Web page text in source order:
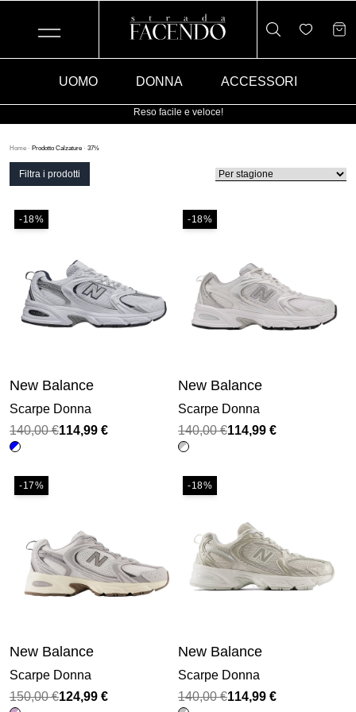
UOMO DONNA ACCESSORI
Reso facile e veloce!
Home · Prodotto Calzature · 37½
Filtra i prodotti
-18%
New Balance
Scarpe Donna
140,00€
Il
prezzo
era:
114,99 €
Il
prezzo
è:
-18%
New Balance
Scarpe Donna
140,00€
Il
prezzo
era:
114,99 €
Il
prezzo
è:
-17%
New Balance
Scarpe Donna
150,00€
Il
124,99 €
Il
-18%
New Balance
Scarpe Donna
140,00€
Il
114,99 €
Il